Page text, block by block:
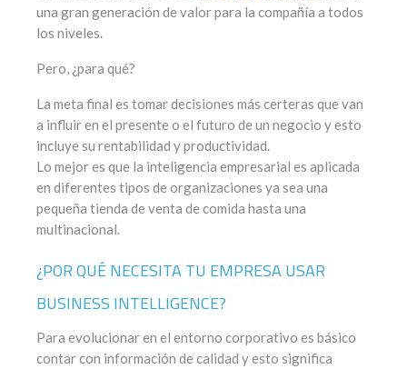
una gran generación de valor para la compañía a todos
los niveles.
Pero, ¿para qué?
La meta final es tomar decisiones más certeras que van
a influir en el presente o el futuro de un negocio y esto
incluye su rentabilidad y productividad.
Lo mejor es que la inteligencia empresarial es aplicada
en diferentes tipos de organizaciones ya sea una
pequeña tienda de venta de comida hasta una
multinacional.
¿POR QUÉ NECESITA TU EMPRESA USAR
BUSINESS INTELLIGENCE?
Para evolucionar en el entorno corporativo es básico
contar con información de calidad y esto significa